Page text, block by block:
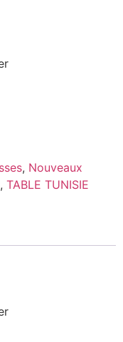
, Nouveaux
, TABLE TUNISIE